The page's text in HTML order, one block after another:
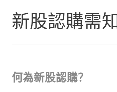
新股認購需知
何為新股認購？